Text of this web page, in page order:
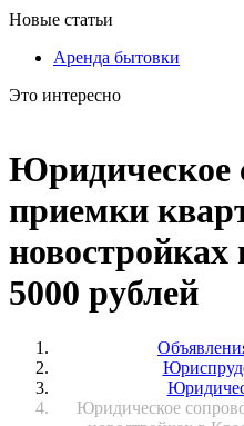
Новые статьи
Аренда бытовки
Это интересно
Юридическое
приемки
новостройках
5000 рублей
Юридическое